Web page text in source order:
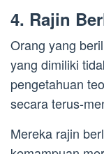
4. Rajin
Orang yang
yang dimiliki
pengetahuan
secara terus-
Mereka rajin